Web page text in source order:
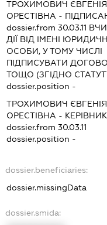
ТРОХИМОВИЧ ЄВГЕНІЯ
ОРЕСТІВНА -
dossier.from 30.03.11
ДІЇ ВІД ІМЕНІ
ОСОБИ, У ТОМУ ЧИСЛІ
ПІДПИСУВАТИ
ТОЩО (ЗГІДНО
dossier.position -
ТРОХИМОВИЧ ЄВГЕНІЯ
ОРЕСТІВНА - КЕРІВНИК
dossier.from 30.03.11
dossier.position -
dossier.beneficiaries:
dossier.missingData
dossier.smida: